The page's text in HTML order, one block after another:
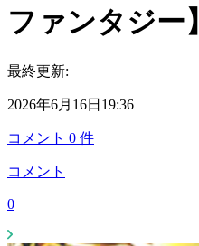
ファンタジー】
最終更新:
2026年6月16日19:36
コメント 0 件
コメント
0